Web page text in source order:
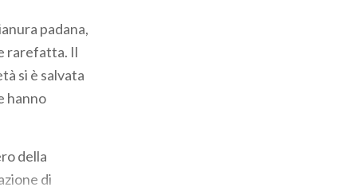
padana,
rarefatta. Il
si è salvata
hanno
della
di